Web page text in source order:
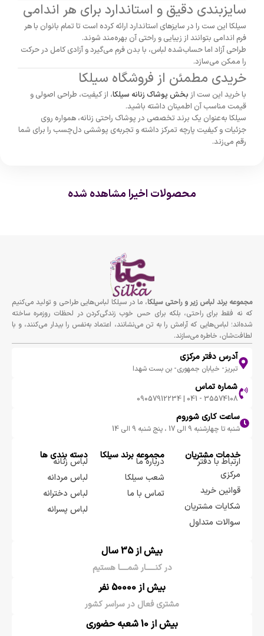
سایزبندی دقیق و استاندارد برای هر اندامی
سیلکا این ست را در سایزهای استاندارد ارائهکرده است تا تمام بانوان باهر
فرم اندامی بتوانند از زیبایی و راحتی آن بهره‌مند شوند.
طراحی آزاد اماحساب‌شده لباس، با بدن فرم می‌گیردوآزادیکامل درحرکت
را ممکن می‌سازد.
خریدی مطمئن از فروشگاه سیلکا
باخرید این ست از بخش پوشاک زنانه سیلکا، ازکیفیت، طراحی اصولی و
قیمت مناسب آن اطمینان داشته باشید.
سیلکا به‌عنوان یک برند تخصصی در پوشاک راحتی زنانه، همواره روی
جزئیات وکیفیت پارچه تمرکز داشته و تجربه‌ی پوششی دل‌چسب را برای شما
رقم می‌زند.
محصولات اخیرا مشاهده شده
مجموعه برند لباس زير و راحتى سيلكا، ما در سیلکا لباس‌هایی طراحی و تولید می‌کنیم
که نه فقط برای راحتی، بلکه برای حس خوب زندگی‌کردن در لحظات روزمره ساخته
شده‌اند؛ لباس‌هایی که آرامش را به تن می‌نشانند، اعتماد به‌نفس را بیدار می‌کنند، و با
لطافت‌شان، خاطره می‌سازند.
آدرس دفتر مرکزی
تبریز- خیابان جمهوری- بن بست شهدا
شماره تماس
35574108 - 041 | 09057912234
ساعت کاری شوروم
شنبه تا چهارشنبه 9 الی 17 ، پنج شنبه 9 الی 14
خدمات مشتریان
ارتباط با دفتر
مرکزی
قوانین خرید
شکایات مشتریان
سوالات متداول
مجموعه برند سيلكا
درباره ما
شعب سیلکا
تماس با ما
دسته بندی ها
لباس زنانه
لباس مردانه
لباس دخترانه
لباس پسرانه
بیش از 35 سال
در کنـــــار شمــــا هستیم
بیش از 50000 نفر
مشتری فعال در سراسر کشور
بیش از 10 شعبه حضوری